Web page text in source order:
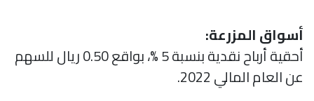
أسواق المزرعة:
أحقية أرباح نقدية بنسبة 5 %، بواقع 0.50 ريال للسهم
عن العام المالي 2022.